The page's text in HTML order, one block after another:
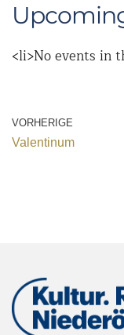
<li>No events in
VORHERIGE
Valentinum